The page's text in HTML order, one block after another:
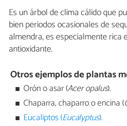
Es un árbol de clima cálido que
bien periodos ocasionales de
almendra, es especialmente rica
antioxidante.
Otros ejemplos de plantas
Orón o asar (Acer opalus).
Chaparra, chaparro o encina (
Eucaliptos (Eucalyptus).